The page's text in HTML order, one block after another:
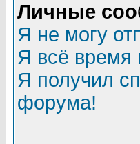
Личные
Я не могу
Я всё время
Я получил
форума!